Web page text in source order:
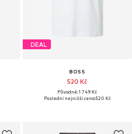
DEAL
BOSS
520 Kč
Původně: 1 749 Kč
Poslední nejnižší cena:520 Kč